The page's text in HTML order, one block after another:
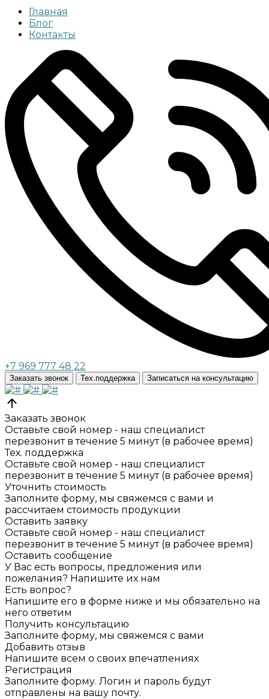
Главная
Блог
Контакты
+7 969 777 48 22
Заказать звонок Тех.поддержка Записаться на консультацию
Заказать звонок
Оставьте свой номер - наш специалист
перезвонит в течение 5 минут (в рабочее время)
Тех. поддержка
Оставьте свой номер - наш специалист
перезвонит в течение 5 минут (в рабочее время)
Уточнить стоимость
Заполните форму, мы свяжемся с вами и
рассчитаем стоимость продукции
Оставить заявку
Оставьте свой номер - наш специалист
перезвонит в течение 5 минут (в рабочее время)
Оставить сообщение
У Вас есть вопросы, предложения или
пожелания? Напишите их нам
Есть вопрос?
Напишите его в форме ниже и мы обязательно на
него ответим
Получить консультацию
Заполните форму, мы свяжемся с вами
Добавить отзыв
Напишите всем о своих впечатлениях
Регистрация
Заполните форму. Логин и пароль будут
отправлены на вашу почту.